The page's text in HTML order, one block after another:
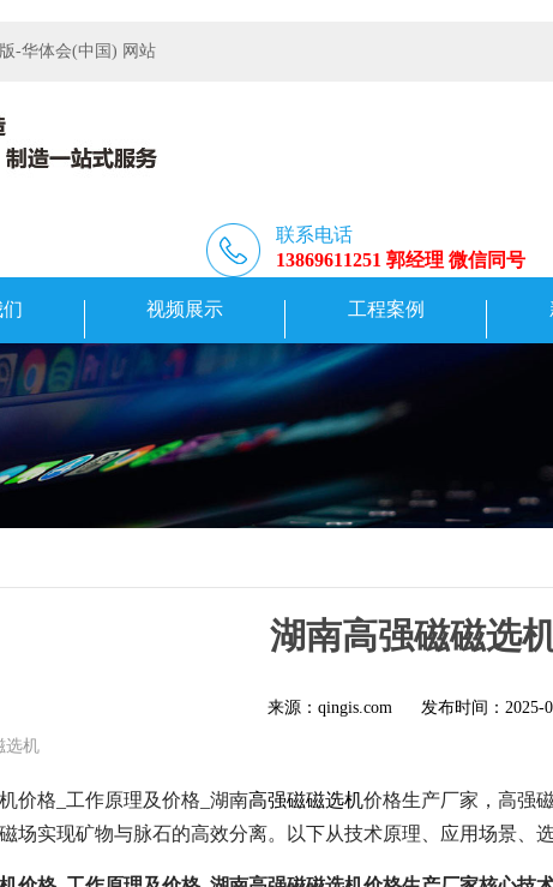
-华体会(中国) 网站
联系电话
13869611251 郭经理 微信同号
视频展示 工程案例
湖南高强磁磁选
来源：qingis.com 发布时间： 2025-
选机
价格_工作原理及价格_湖南高强磁磁选机价格生产厂家，高强
场实现矿物与脉石的高效分离。以下从技术原理、应用场景、